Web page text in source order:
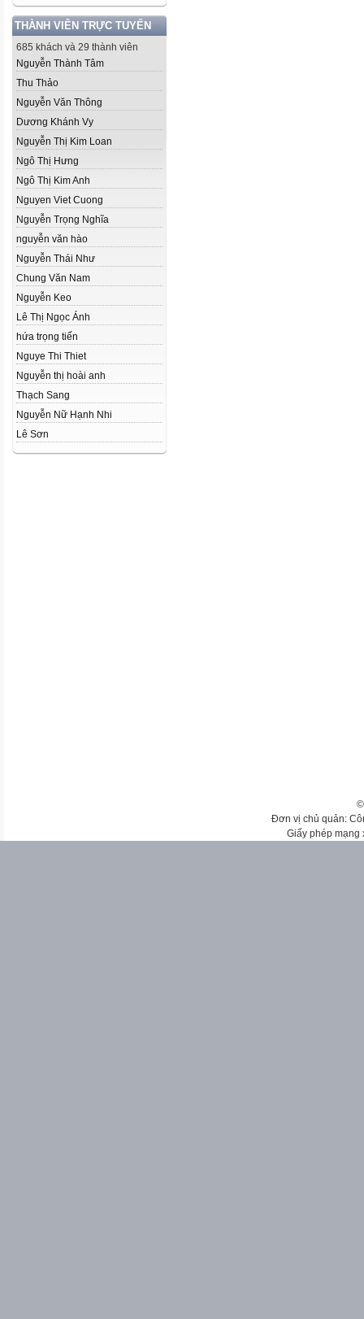
THÀNH VIÊN TRỰC TUYẾN
685 khách và 29 thành viên
Nguyễn Thành Tâm
Thu Thảo
Nguyễn Văn Thông
Dương Khánh Vy
Nguyễn Thị Kim Loan
Ngô Thị Hưng
Ngô Thị Kim Anh
Nguyen Viet Cuong
Nguyễn Trọng Nghĩa
nguyễn văn hào
Nguyễn Thái Như
Chung Văn Nam
Nguyễn Keo
Lê Thị Ngọc Ánh
hứa trọng tiến
Nguye Thi Thiet
Nguyễn thị hoài anh
Thạch Sang
Nguyễn Nữ Hạnh Nhi
Lê Sơn
Đơn vị chủ quản:
Giấy phép mạng